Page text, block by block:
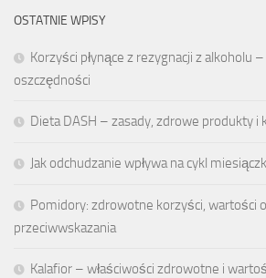
OSTATNIE WPISY
Korzyści płynące z rezygnacji z alkoholu
oszczędności
Dieta DASH – zasady, zdrowe produkty i
Jak odchudzanie wpływa na cykl
Pomidory: zdrowotne korzyści, wartości
przeciwwskazania
Kalafior – właściwości zdrowotne i